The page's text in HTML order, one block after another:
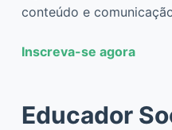
conteúdo e
Inscreva-se agora
Educador